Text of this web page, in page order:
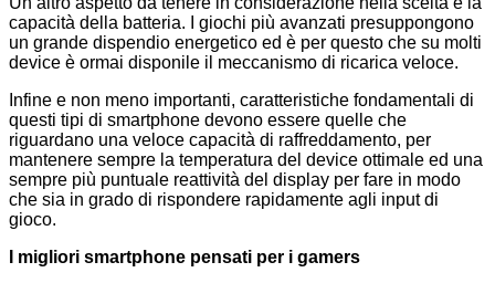
capacità della batteria. I giochi più avanzati presuppongono
un grande dispendio energetico ed è per questo che su molti
device è ormai disponile il meccanismo di ricarica veloce.
Infine e non meno importanti, caratteristiche fondamentali di
questi tipi di smartphone devono essere quelle che
riguardano una veloce capacità di raffreddamento, per
mantenere sempre la temperatura del device ottimale ed una
sempre più puntuale reattività del display per fare in modo
che sia in grado di rispondere rapidamente agli input di
gioco.
I migliori smartphone pensati per i gamers